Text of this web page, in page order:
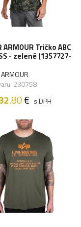
ARMOUR Tričko ABC
- zelené (1357727-
230758
.80€ s DPH